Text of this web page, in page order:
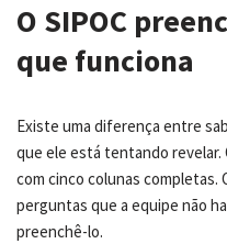
O SIPOC
que funciona
Existe uma diferença entre
que ele está tentando revelar.
com cinco colunas completas.
perguntas que a equipe não
preenchê-lo.